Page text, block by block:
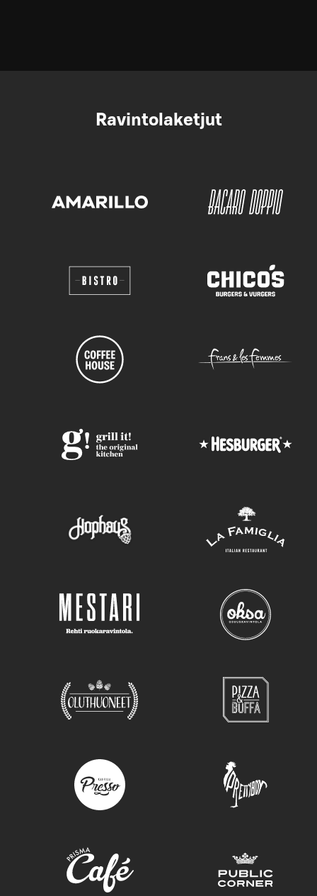
Ravintolaketjut